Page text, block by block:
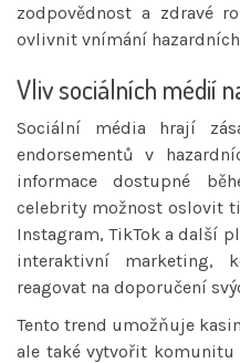
zodpovědnost a zdravé
ovlivnit vnímání
Vliv sociálních médií
Sociální média hrají
endorsementů v
informace dostupné
celebrity možnost oslovit
Instagram, TikTok a další
interaktivní marketing,
reagovat na doporučení
Tento trend umožňuje
ale také vytvořit komunitu